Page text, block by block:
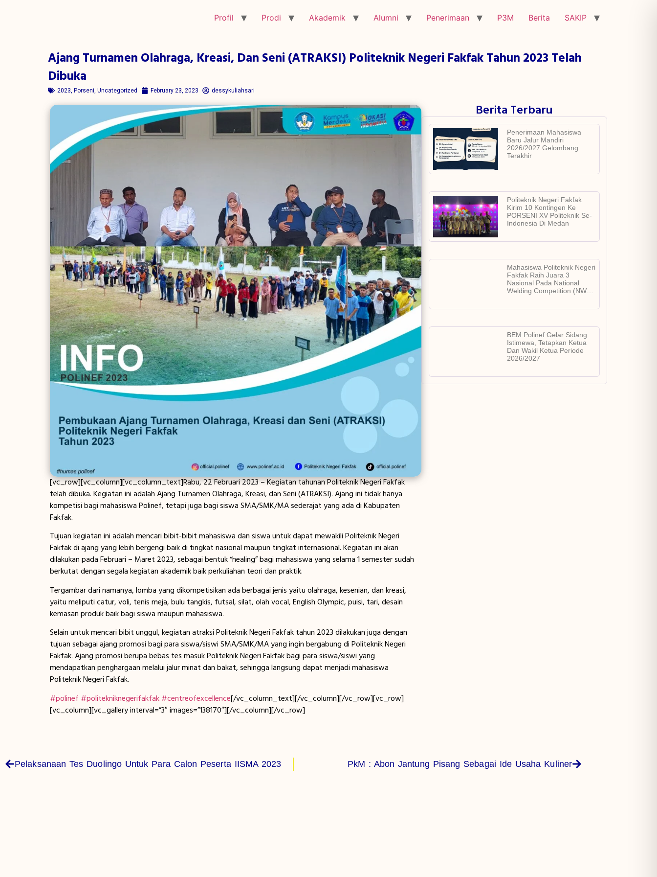
Profil Prodi Akademik Alumni Penerimaan P3M Berita SAKIP
Ajang Turnamen Olahraga, Kreasi, Dan Seni (ATRAKSI) Politeknik Negeri Fakfak Tahun 2023 Telah
Dibuka
2023, Porseni, Uncategorized February 23, 2023 dessykuliahsari
[vc_row][vc_column][vc_column_text]Rabu, 22 Februari 2023 – Kegiatan tahunan Politeknik Negeri Fakfak
telah dibuka. Kegiatan ini adalah Ajang Turnamen Olahraga, Kreasi, dan Seni (ATRAKSI). Ajang ini tidak hanya
kompetisi bagi mahasiswa Polinef, tetapi juga bagi siswa SMA/SMK/MA sederajat yang ada di Kabupaten
Fakfak.
Tujuan kegiatan ini adalah mencari bibit-bibit mahasiswa dan siswa untuk dapat mewakili Politeknik Negeri
Fakfak di ajang yang lebih bergengi baik di tingkat nasional maupun tingkat internasional. Kegiatan ini akan
dilakukan pada Februari – Maret 2023, sebagai bentuk “healing” bagi mahasiswa yang selama 1 semester sudah
berkutat dengan segala kegiatan akademik baik perkuliahan teori dan praktik.
Tergambar dari namanya, lomba yang dikompetisikan ada berbagai jenis yaitu olahraga, kesenian, dan kreasi,
yaitu meliputi catur, voli, tenis meja, bulu tangkis, futsal, silat, olah vocal, English Olympic, puisi, tari, desain
kemasan produk baik bagi siswa maupun mahasiswa.
Selain untuk mencari bibit unggul, kegiatan atraksi Politeknik Negeri Fakfak tahun 2023 dilakukan juga dengan
tujuan sebagai ajang promosi bagi para siswa/siswi SMA/SMK/MA yang ingin bergabung di Politeknik Negeri
Fakfak. Ajang promosi berupa bebas tes masuk Politeknik Negeri Fakfak bagi para siswa/siswi yang
mendapatkan penghargaan melalui jalur minat dan bakat, sehingga langsung dapat menjadi mahasiswa
Politeknik Negeri Fakfak.
#polinef #politekniknegerifakfak#centreofexcellence[/vc_column_text][/vc_column][/vc_row][vc_row]
[vc_column][vc_gallery interval=”3″ images=”138170″][/vc_column][/vc_row]
Berita Terbaru
Penerimaan Mahasiswa
Baru Jalur Mandiri
2026/2027 Gelombang
Terakhir
Politeknik Negeri Fakfak
Kirim 10 Kontingen Ke
PORSENI XV Politeknik Se-
Indonesia Di Medan
Mahasiswa Politeknik Negeri
Fakfak Raih Juara 3
Nasional Pada National
Welding Competition (NWC)
BEM Polinef Gelar Sidang
Istimewa, Tetapkan Ketua
Dan Wakil Ketua Periode
2026/2027
Pelaksanaan Tes Duolingo Untuk Para Calon Peserta IISMA 2023 PkM : Abon Jantung Pisang Sebagai Ide Usaha Kuliner